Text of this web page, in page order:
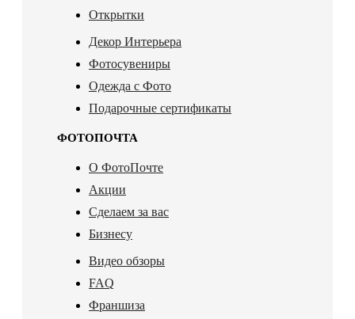
Открытки
Декор Интерьера
Фотосувениры
Одежда с Фото
Подарочные сертификаты
ФОТОПОЧТА
О ФотоПочте
Акции
Сделаем за вас
Бизнесу
Видео обзоры
FAQ
Франшиза